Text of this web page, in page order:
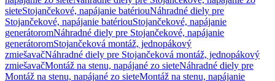
sieteStojančekové, napájanie batériouNáhradné diely pre
Stojančekové, napájanie batériouStojančekové, napájanie
generátoromNáhradné diely pre Stojančekové, napájanie
generátoromStojančeková montáž, jednopákový
zmiešavačNáhradné diely pre Stojančeková montáž, jednopákový
zmiešavačMontáž na stenu, napájané zo sieteNáhradné diely pre
Montáž na stenu, napájané zo sieteMontáž na stenu, napájanie